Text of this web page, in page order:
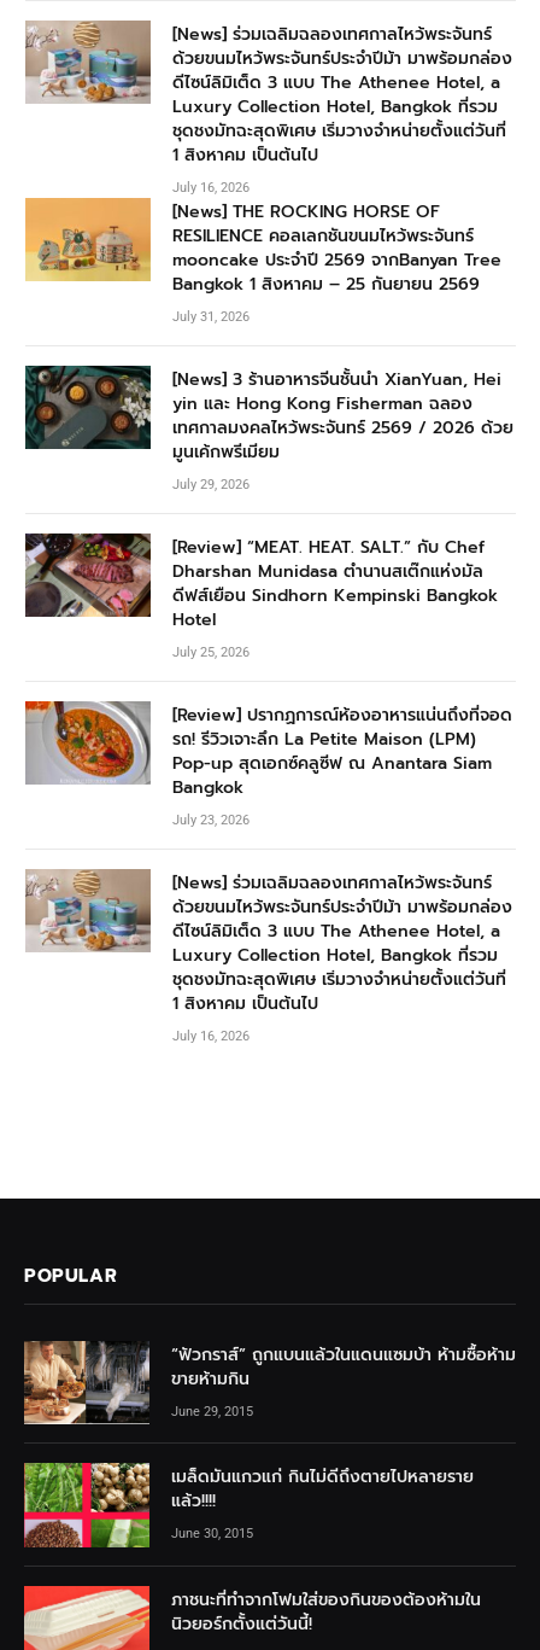
[News] ร่วมเฉลิมฉลองเทศกาลไหว้พระจันทร์
ด้วยขนมไหว้พระจันทร์ประจำปีม้า มาพร้อมกล่อง
ดีไซน์ลิมิเต็ด 3 แบบ The Athenee Hotel, a
Luxury Collection Hotel, Bangkok ที่รวม
ชุดชงมัทฉะสุดพิเศษ เริ่มวางจำหน่ายตั้งแต่วันที่
1 สิงหาคม เป็นต้นไป
July 16, 2026
[News] THE ROCKING HORSE OF
RESILIENCE คอลเลกชันขนมไหว้พระจันทร์
mooncake ประจำปี 2569 จากBanyan Tree
Bangkok 1 สิงหาคม – 25 กันยายน 2569
July 31, 2026
[News] 3 ร้านอาหารจีนชั้นนำ XianYuan, Hei
yin และ Hong Kong Fisherman ฉลอง
เทศกาลมงคลไหว้พระจันทร์ 2569 / 2026 ด้วย
มูนเค้กพรีเมียม
July 29, 2026
[Review] “MEAT. HEAT. SALT.” กับ Chef
Dharshan Munidasa ตำนานสเต๊กแห่งมัล
ดีฟส์เยือน Sindhorn Kempinski Bangkok
Hotel
July 25, 2026
[Review] ปรากฏการณ์ห้องอาหารแน่นถึงที่จอด
รถ! รีวิวเจาะลึก La Petite Maison (LPM)
Pop-up สุดเอกซ์คลูซีฟ ณ Anantara Siam
Bangkok
July 23, 2026
[News] ร่วมเฉลิมฉลองเทศกาลไหว้พระจันทร์
ด้วยขนมไหว้พระจันทร์ประจำปีม้า มาพร้อมกล่อง
ดีไซน์ลิมิเต็ด 3 แบบ The Athenee Hotel, a
Luxury Collection Hotel, Bangkok ที่รวม
ชุดชงมัทฉะสุดพิเศษ เริ่มวางจำหน่ายตั้งแต่วันที่
1 สิงหาคม เป็นต้นไป
July 16, 2026
POPULAR
“ฟัวกราส์” ถูกแบนแล้วในแดนแซมบ้า ห้ามซื้อห้าม
ขายห้ามกิน
June 29, 2015
เมล็ดมันแกวแก่ กินไม่ดีถึงตายไปหลายราย
แล้ว!!!!
June 30, 2015
ภาชนะที่ทำจากโฟมใส่ของกินของต้องห้ามใน
นิวยอร์กตั้งแต่วันนี้!